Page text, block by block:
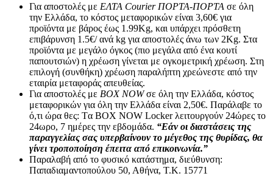
Για αποστολές με ΕΛΤΑ Courier ΠΟΡΤΑ-ΠΟΡΤΑ σε όλη
την Ελλάδα, το κόστος μεταφορικών είναι 3,60€ για
προϊόντα με βάρος έως 1.99Kg, και υπάρχει πρόσθετη
επιβάρυνση 1.5€/ ανά kg για αποστολές άνω των 2Κg. Στα
προϊόντα με μεγάλο όγκος (πιο μεγάλα από ένα κουτί
παπουτσιών) η χρέωση γίνεται με ογκομετρική χρέωση. Στη
επιλογή (συνθήκη) χρέωση παραλήπτη χρεώνεστε από την
εταιρία μεταφοράς απευθείας.
Για αποστολές με BOX NOWσε όλη την Ελλάδα, κόστος
μεταφορικών για όλη την Ελλάδα είναι 2,50€. Παράλαβε το
ό,τι ώρα θες: Tα ΒΟΧ ΝΟW Locker λειτουργούν 24ώρες το
24ωρο, 7 ημέρες την εβδομάδα. “Εάν οι διαστάσεις της
παραγγελίας σας υπερβαίνουν το μέγεθος της θυρίδας, θα
γίνει τροποποίηση έπειτα από επικοινωνία.”
Παραλαβή από το φυσικό κατάστημα, διεύθυνση:
Παπαδιαμαντοπούλου 50, Αθήνα, Τ.Κ. 15771